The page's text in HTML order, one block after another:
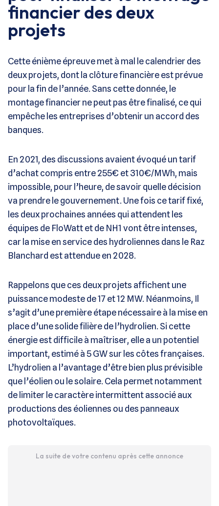
financier des deux
projets
Cette énième épreuve met à mal le calendrier des
deux projets, dont la clôture financière est prévue
pour la fin de l’année. Sans cette donnée, le
montage financier ne peut pas être finalisé, ce qui
empêche les entreprises d’obtenir un accord des
banques.
En 2021, des discussions avaient évoqué un tarif
d’achat compris entre 255€ et 310€/MWh, mais
impossible, pour l’heure, de savoir quelle décision
va prendre le gouvernement. Une fois ce tarif fixé,
les deux prochaines années qui attendent les
équipes de FloWatt et de NH1 vont être intenses,
car la mise en service des hydroliennes dans le Raz
Blanchard est attendue en 2028.
Rappelons que ces deux projets affichent une
puissance modeste de 17 et 12 MW. Néanmoins, Il
s’agit d’une première étape nécessaire à la mise en
place d’une solide filière de l’hydrolien. Si cette
énergie est difficile à maîtriser, elle a un potentiel
important, estimé à 5 GW sur les côtes françaises.
L’hydrolien a l’avantage d’être bien plus prévisible
que l’éolien ou le solaire. Cela permet notamment
de limiter le caractère intermittent associé aux
productions des éoliennes ou des panneaux
photovoltaïques.
La suite de votre contenu après cette annonce